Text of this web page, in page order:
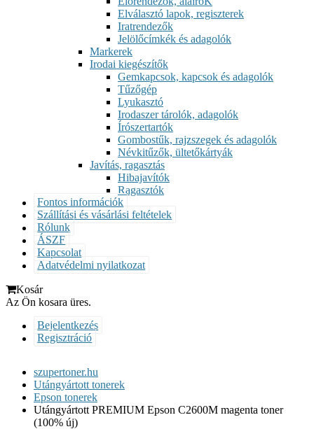
Elválasztó lapok, regiszterek
Iratrendezők
Jelölőcímkék és adagolók
Markerek
Irodai kiegészítők
Gemkapcsok, kapcsok és adagolók
Tűzőgép
Lyukasztó
Irodaszer tárolók, adagolók
Írószertartók
Gombostűk, rajzszegek és adagolók
Névkitűzők, ültetőkártyák
Javítás, ragasztás
Hibajavítók
Ragasztók
Fontos információk
Szállítási és vásárlási feltételek
Rólunk
ÁSZF
Kapcsolat
Adatvédelmi nyilatkozat
Kosár
Az Ön kosara üres.
Bejelentkezés
Regisztráció
szupertoner.hu
Utángyártott tonerek
Epson tonerek
Utángyártott PREMIUM Epson C2600M magenta toner
(100% új)